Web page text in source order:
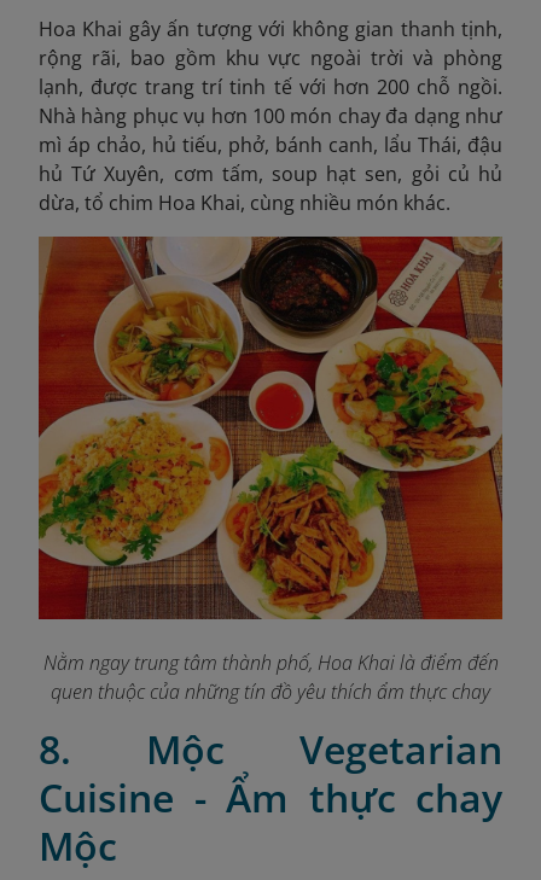
Hoa Khai gây ấn tượng với không gian thanh tịnh,
rộng rãi, bao gồm khu vực ngoài trời và phòng
lạnh, được trang trí tinh tế với hơn 200 chỗ ngồi.
Nhà hàng phục vụ hơn 100 món chay đa dạng như
mì áp chảo, hủ tiếu, phở, bánh canh, lẩu Thái, đậu
hủ Tứ Xuyên, cơm tấm, soup hạt sen, gỏi củ hủ
dừa, tổ chim Hoa Khai, cùng nhiều món khác.
Nằm ngay trung tâm thành phố, Hoa Khai là điểm đến
quen thuộc của những tín đồ yêu thích ẩm thực chay
8. Mộc Vegetarian
Cuisine - Ẩm thực chay
Mộc